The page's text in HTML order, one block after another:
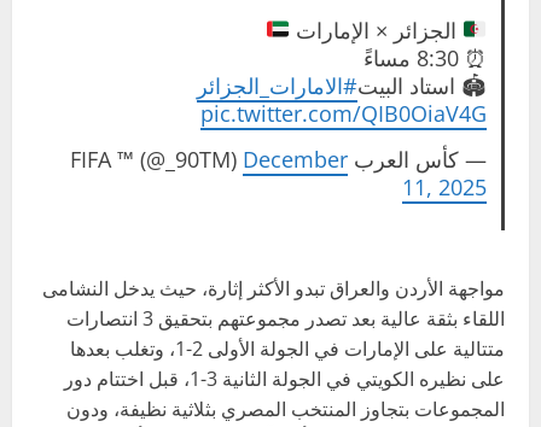
الجزائر × الإمارات
⏰ 8:30 مساءً
🏟️ استاد البيت#الامارات_الجزائر
pic.twitter.com/QIB0OiaV4G
— كأس العرب FIFA ™ (@_90TM) December
11, 2025
مواجهة الأردن والعراق تبدو الأكثر إثارة، حيث يدخل النشامى
اللقاء بثقة عالية بعد تصدر مجموعتهم بتحقيق 3 انتصارات
متتالية على الإمارات في الجولة الأولى 2-1، وتغلب بعدها
على نظيره الكويتي في الجولة الثانية 3-1، قبل اختتام دور
المجموعات بتجاوز المنتخب المصري بثلاثية نظيفة، ودون